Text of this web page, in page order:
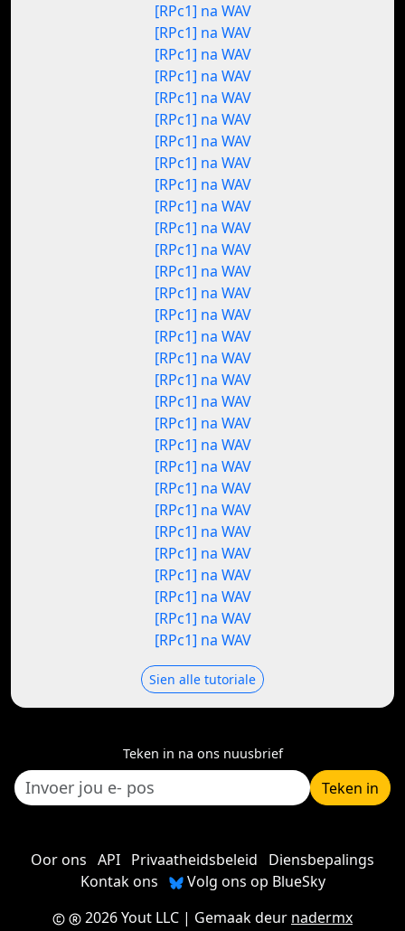
[RPc1] na WAV
[RPc1] na WAV
[RPc1] na WAV
[RPc1] na WAV
[RPc1] na WAV
[RPc1] na WAV
[RPc1] na WAV
[RPc1] na WAV
[RPc1] na WAV
[RPc1] na WAV
[RPc1] na WAV
[RPc1] na WAV
[RPc1] na WAV
[RPc1] na WAV
[RPc1] na WAV
[RPc1] na WAV
[RPc1] na WAV
[RPc1] na WAV
[RPc1] na WAV
[RPc1] na WAV
[RPc1] na WAV
[RPc1] na WAV
[RPc1] na WAV
[RPc1] na WAV
[RPc1] na WAV
[RPc1] na WAV
[RPc1] na WAV
[RPc1] na WAV
[RPc1] na WAV
[RPc1] na WAV
Sien alle tutoriale
Teken in na ons nuusbrief
Teken in
Oor ons API Privaatheidsbeleid
Diensbepalings
Kontak ons
Volg ons op BlueSky
2026 Yout LLC | Gemaak deur nadermx